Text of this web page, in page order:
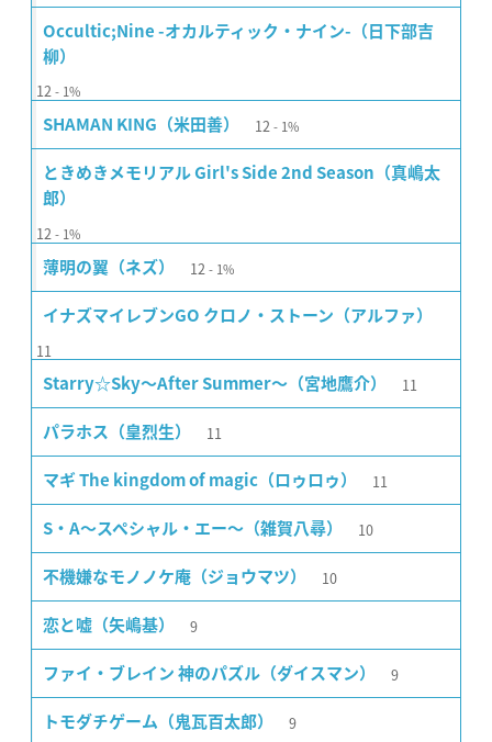
Occultic;Nine -オカルティック・ナイン-（日下部吉
柳）
12 1%
SHAMAN KING（米田善） 12 1%
ときめきメモリアル Girl's Side 2nd Season（真嶋太
郎）
12 1%
薄明の翼（ネズ） 12 1%
イナズマイレブンGO クロノ・ストーン（アルファ）
11
Starry☆Sky〜After Summer〜（宮地鷹介） 11
パラホス（皇烈生） 11
マギ The kingdom of magic（ロゥロゥ） 11
S・A〜スペシャル・エー〜（雑賀八尋） 10
不機嫌なモノノケ庵（ジョウマツ） 10
恋と嘘（矢嶋基） 9
ファイ・ブレイン 神のパズル（ダイスマン） 9
トモダチゲーム（鬼瓦百太郎） 9